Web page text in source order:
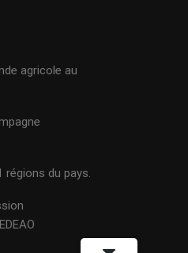
agricole au
régions du pays.